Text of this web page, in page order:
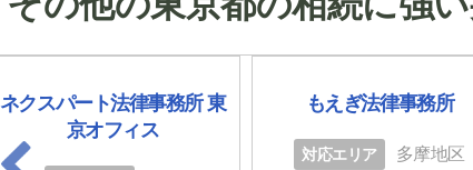
ネクスパート法律事務所 東
京オフィス
もえぎ法律事務所
対応エリア 多摩地区